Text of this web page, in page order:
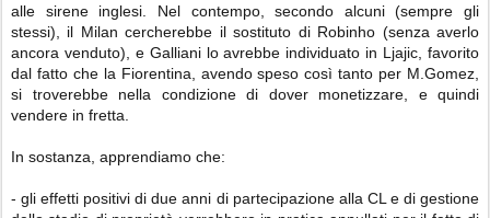
alle sirene inglesi. Nel contempo, secondo alcuni (sempre gli
stessi), il Milan cercherebbe il sostituto di Robinho (senza averlo
ancora venduto), e Galliani lo avrebbe individuato in Ljajic, favorito
dal fatto che la Fiorentina, avendo speso così tanto per M.Gomez,
si troverebbe nella condizione di dover monetizzare, e quindi
vendere in fretta.
In sostanza, apprendiamo che:
- gli effetti positivi di due anni di partecipazione alla CL e di gestione